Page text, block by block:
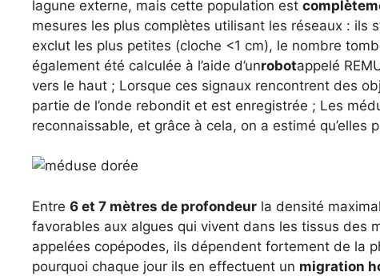
lagune externe, mais cette population est
mesures les plus complètes utilisant les réseaux : ils
exclut les plus petites (cloche <1 cm), le nombre
également été calculée à l’aide d’unrobotappelé
vers le haut ; Lorsque ces signaux rencontrent des
partie de l’onde rebondit et est enregistrée ; Les
reconnaissable, et grâce à cela, on a estimé qu’elles
Entre 6 et 7 mètres de profondeur la densité
favorables aux algues qui vivent dans les tissus des
appelées copépodes, ils dépendent fortement de la
pourquoi chaque jour ils en effectuent un migration